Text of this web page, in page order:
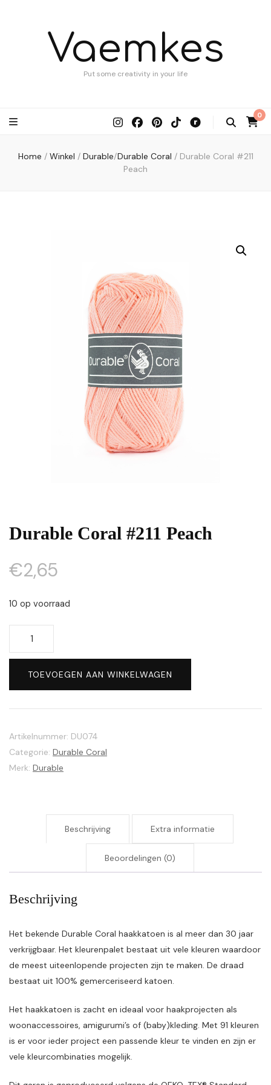
Vaemkes
Put some creativity in your life
0
Home / Winkel / Durable/Durable Coral / Durable Coral #211
Peach
Durable Coral #211 Peach
€2,65
10 op voorraad
PeachTOEVOEGEN AAN WINKELWAGEN
Artikelnummer: DU074
Categorie: Durable Coral
Merk: Durable
Beschrijving Extra informatie
Beoordelingen (0)
Beschrijving
Het bekende Durable Coral haakkatoen is al meer dan 30 jaar
verkrijgbaar. Het kleurenpalet bestaat uit vele kleuren waardoor
de meest uiteenlopende projecten zijn te maken. De draad
bestaat uit 100% gemerceriseerd katoen.
Het haakkatoen is zacht en ideaal voor haakprojecten als
woonaccessoires, amigurumi’s of (baby)kleding. Met 91 kleuren
is er voor ieder project een passende kleur te vinden en zijn er
vele kleurcombinaties mogelijk.